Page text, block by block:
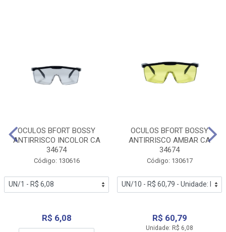
OCULOS BFORT BOSSY
ANTIRRISCO INCOLOR CA
34674
Código: 130616
R$ 6,08
OCULOS BFORT BOSSY
ANTIRRISCO AMBAR CA
34674
Código: 130617
R$ 60,79
Unidade: R$ 6,08